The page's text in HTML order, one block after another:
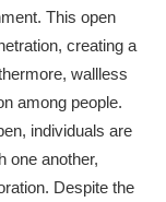
This open
creating a
wallless
among people.
individuals are
one another,
Despite the